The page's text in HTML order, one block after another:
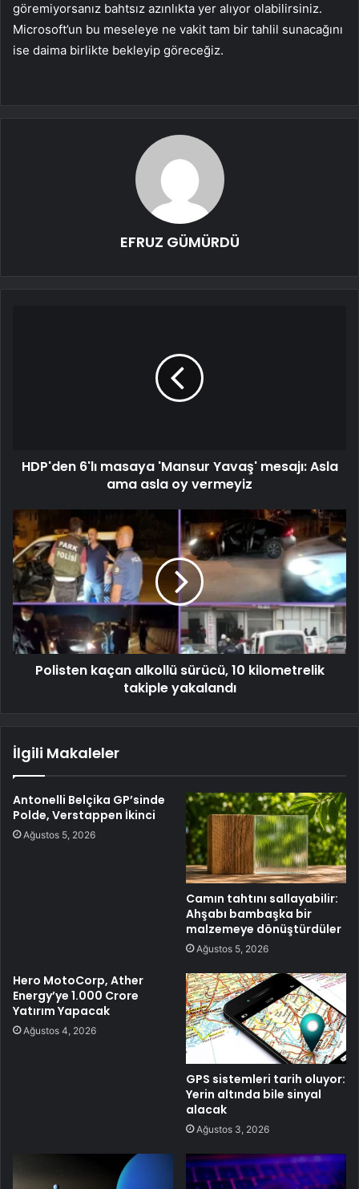
göremiyorsanız bahtsız azınlıkta yer alıyor olabilirsiniz.
Microsoft’un bu meseleye ne vakit tam bir tahlil sunacağını
ise daima birlikte bekleyip göreceğiz.
EFRUZ GÜMÜRDÜ
HDP'den 6'lı masaya 'Mansur Yavaş' mesajı: Asla
ama asla oy vermeyiz
Polisten kaçan alkollü sürücü, 10 kilometrelik
takiple yakalandı
İlgili Makaleler
Antonelli Belçika GP’sinde
Polde, Verstappen İkinci
Ağustos 5, 2026
Camın tahtını sallayabilir:
Ahşabı bambaşka bir
malzemeye dönüştürdüler
Ağustos 5, 2026
Hero MotoCorp, Ather
Energy’ye 1.000 Crore
Yatırım Yapacak
Ağustos 4, 2026
GPS sistemleri tarih oluyor:
Yerin altında bile sinyal
alacak
Ağustos 3, 2026